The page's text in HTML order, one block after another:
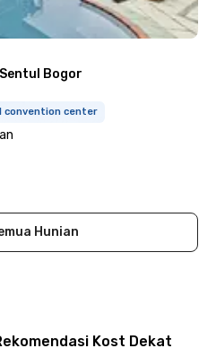
Bogor
convention center
Hunian
Kost Dekat